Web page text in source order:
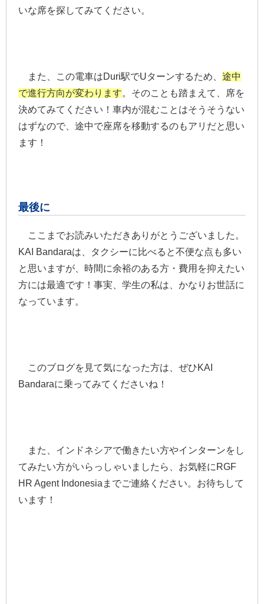
いな席を探してみてください。
また、この電車はDuri駅でUターンするため、 途中
で進行方向が変わります。そのことも踏まえて、席を
決めてみてください！車内が混むことはそうそうない
はずなので、途中で座席を移動するのもアリだと思い
ます！
最後に
ここまでお読みいただきありがとうございました。
KAI Bandaraは、タクシーに比べると不便な点も多い
と思いますが、時間に余裕のある方・費用を抑えたい
方には最適です！事実、学生の私は、かなりお世話に
なっています。
このブログを見て気になった方は、ぜひKAI
Bandaraに乗ってみてくださいね！
また、インドネシアで働きたい方やインターンをし
てみたい方がいらっしゃいましたら、お気軽にRGF
HR Agent Indonesiaまでご連絡ください。お待ちして
います！